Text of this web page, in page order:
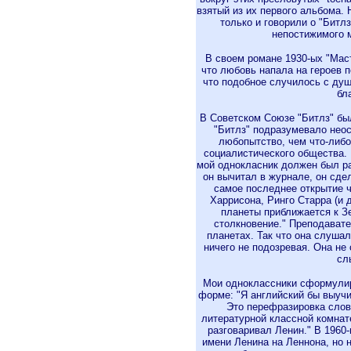
взятый из их первого
только и говорили о
непостижимого
В своем романе 1930-ых
что любовь напала на героев
что подобное случилось с
В Советском Союзе "Битлз"
"Битлз" подразумевало
любопытство, чем что-
социалистического
мой однокласник должен был
он вычитал в журнале, он
самое последнее открытие
Харрисона, Ринго Старра (и
планеты приближается к
столкновение."
планетах. Так что она
ничего не подозревая. Она
Мои одноклассники
форме: "Я английский бы
Это перефразировка
литературной классной
разговаривал Ленин." В
имени Ленина на Леннона, но